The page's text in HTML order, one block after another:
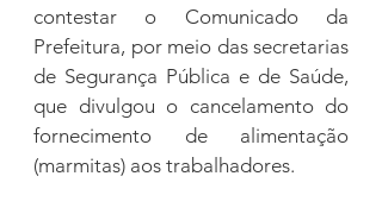
contestar o Comunicado da
Prefeitura, por meio das secretarias
de Segurança Pública e de Saúde,
que divulgou o cancelamento do
fornecimento de alimentação
(marmitas) aos trabalhadores.